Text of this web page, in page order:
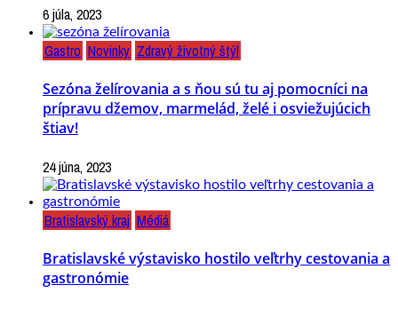
6 júla, 2023
Gastro Novinky Zdravý životný štýl
Sezóna želírovania a s ňou sú tu aj pomocníci na
prípravu džemov, marmelád, želé i osviežujúcich
štiav!
24 júna, 2023
Bratislavský kraj Médiá
Bratislavské výstavisko hostilo veľtrhy cestovania a
gastronómie